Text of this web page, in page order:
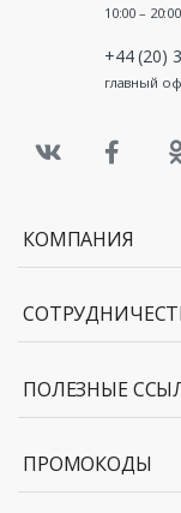
10:00 –
+44 (20)
главный
КОМПАНИЯ
ПОЛЕЗНЫЕ
ПРОМОКОДЫ